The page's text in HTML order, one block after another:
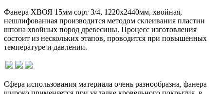
Фанера ХВОЯ 15мм сорт 3/4, 1220х2440мм, хвойная,
нешлифованная производится методом склеивания пластин
шпона хвойных пород древесины. Процесс изготовления
состоит из нескольких этапов, проводится при повышенных
температуре и давлении.
Сфера использования материала очень разнообразна, фанера